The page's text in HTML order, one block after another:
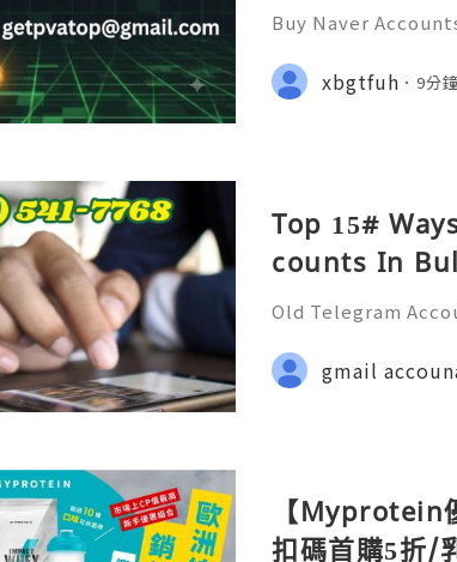
Buy Naver
REPLY
⚡️📢👤🔔 Telegram
xbgtfuh 9分
Top 15#
counts In
Old Telegram
💎💲💫🌐✨💎Fast
🌐✨💎WhatsApp :+1
gmail
【Myprotein
扣碼首購5折/